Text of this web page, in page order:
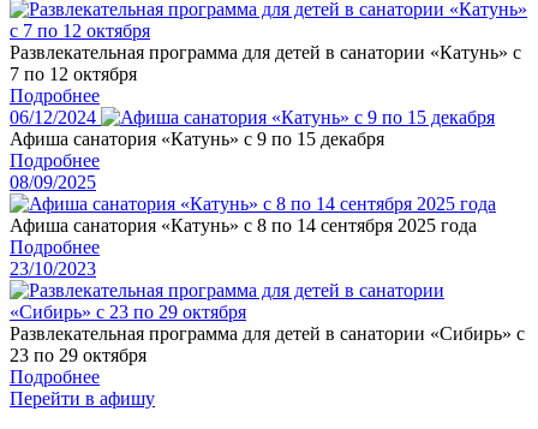
Развлекательная программа для детей в санатории «Катунь» с
7 по 12 октября
Подробнее
06/12/2024
Афиша санатория «Катунь» с 9 по 15 декабря
Подробнее
08/09/2025
Афиша санатория «Катунь» с 8 по 14 сентября 2025 года
Подробнее
23/10/2023
Развлекательная программа для детей в санатории «Сибирь» с
23 по 29 октября
Подробнее
Перейти в афишу